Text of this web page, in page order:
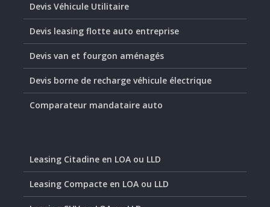
Devis Véhicule Utilitaire
Devis leasing flotte auto entreprise
Devis van et fourgon aménagés
Devis borne de recharge véhicule électrique
Comparateur mandataire auto
Leasing Citadine en LOA ou LLD
Leasing Compacte en LOA ou LLD